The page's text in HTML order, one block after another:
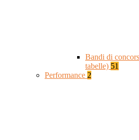
Bandi di
tabelle) 51
Performance 2